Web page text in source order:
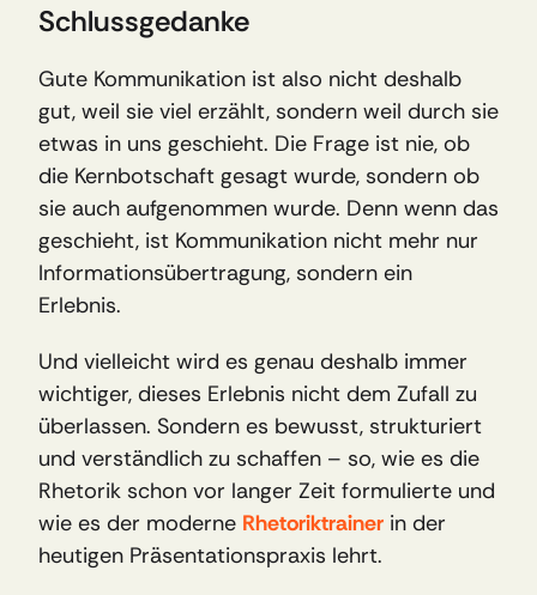
Schlussgedanke
Gute Kommunikation ist also nicht deshalb
gut, weil sie viel erzählt, sondern weil durch sie
etwas in uns geschieht. Die Frage ist nie, ob
die Kernbotschaft gesagt wurde, sondern ob
sie auch aufgenommen wurde. Denn wenn das
geschieht, ist Kommunikation nicht mehr nur
Informationsübertragung, sondern ein
Erlebnis.
Und vielleicht wird es genau deshalb immer
wichtiger, dieses Erlebnis nicht dem Zufall zu
überlassen. Sondern es bewusst, strukturiert
und verständlich zu schaffen – so, wie es die
Rhetorik schon vor langer Zeit formulierte und
wie es der moderne Rhetoriktrainer in der
heutigen Präsentationspraxis lehrt.